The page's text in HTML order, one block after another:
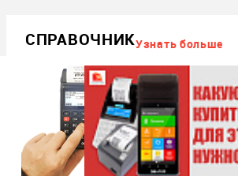
СПРАВОЧНИКУзнать больше